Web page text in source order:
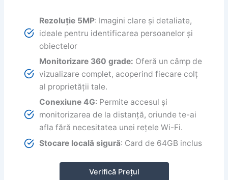
Rezoluție 5MP: Imagini clare și detaliate,
ideale pentru identificarea persoanelor și
obiectelor
Monitorizare 360 grade: Oferă un câmp de
vizualizare complet, acoperind fiecare colț
al proprietății tale.
Conexiune 4G: Permite accesul și
monitorizarea de la distanță, oriunde te-ai
afla fără necesitatea unei rețele Wi-Fi.
Stocare locală sigură: Card de 64GB inclus
Verifică Prețul